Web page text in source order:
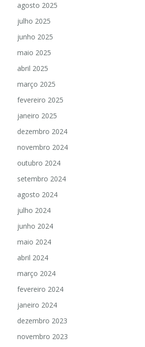
agosto 2025
julho 2025
junho 2025
maio 2025
abril 2025
março 2025
fevereiro 2025
janeiro 2025
dezembro 2024
novembro 2024
outubro 2024
setembro 2024
agosto 2024
julho 2024
junho 2024
maio 2024
abril 2024
março 2024
fevereiro 2024
janeiro 2024
dezembro 2023
novembro 2023